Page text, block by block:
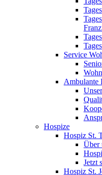
Service
Ambulante
Hospize
Hospiz St.
Über
Jetzt
Hospiz St.